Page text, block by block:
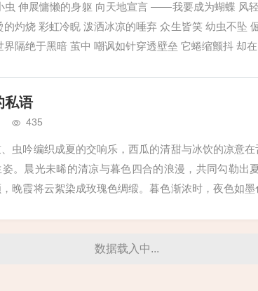
虫 伸展慵懒的身躯 向天地宣言 ——我要成为蝴蝶 风
的灼烧 彩虹冷睨 泼洒冰凉的唾弃 众生皆笑 幼虫不坠
界隔绝于黑暗 茧中 嘲讽如针穿透壁垒 它蜷缩颤抖 却
私语
435
虫吟编织成夏的交响乐，西瓜的清甜与冰饮的凉意
。晨光未晞的清凉与暮色四合的浪漫，共同勾勒出
晚霞将云絮染成玫瑰色绸缎。暮色渐浓时，夜色如墨
数据载入中...